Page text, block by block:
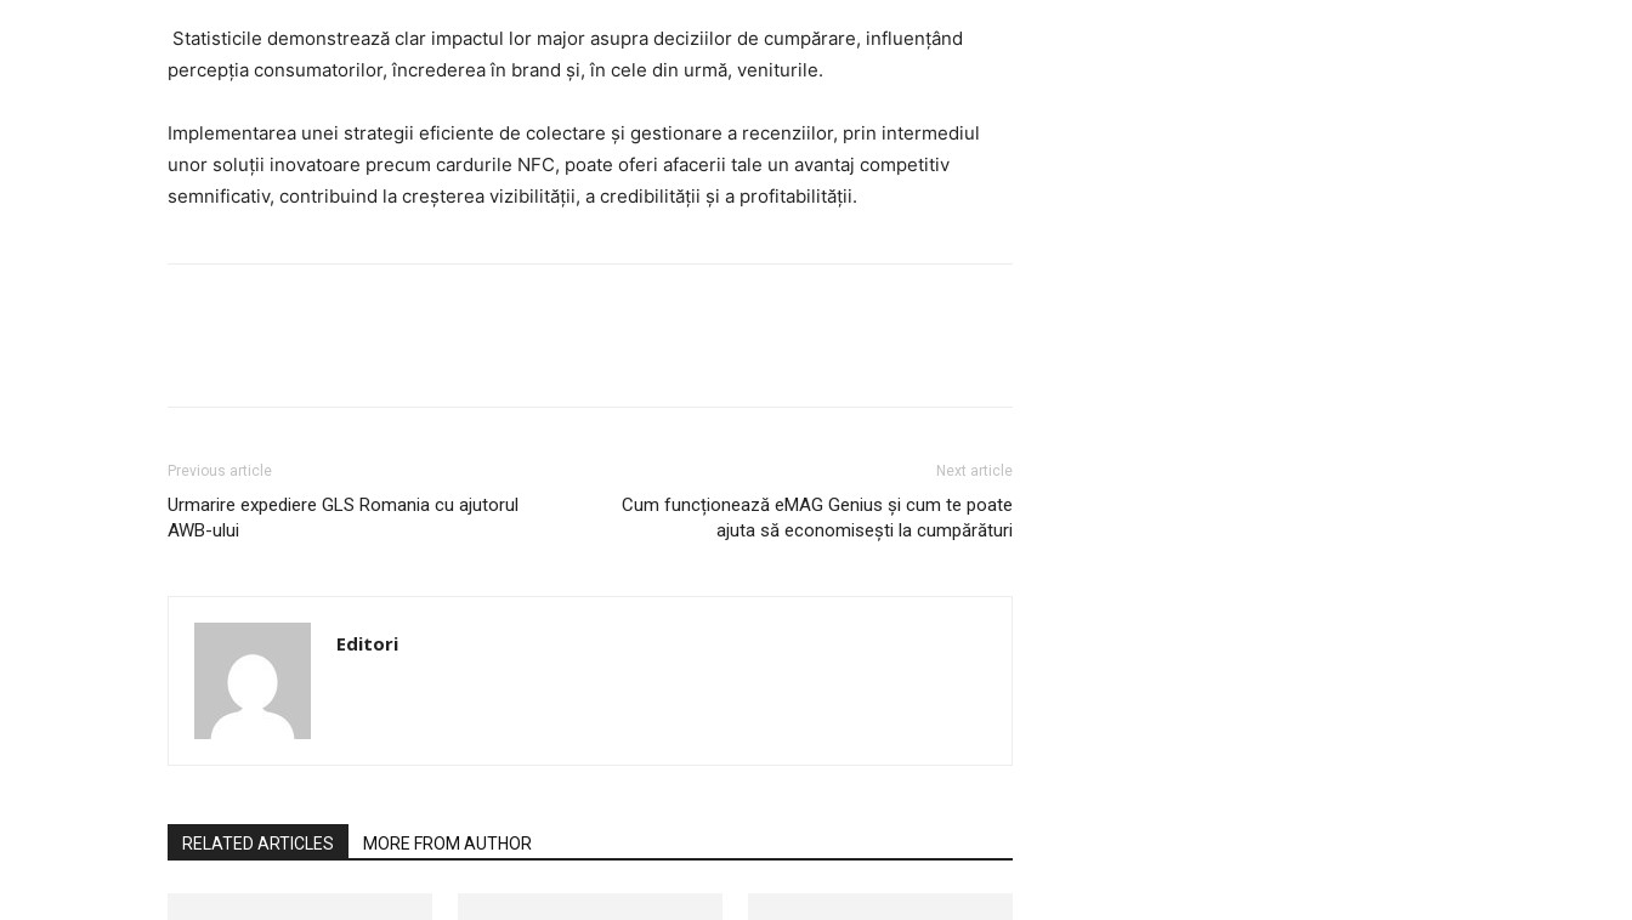
Statisticile demonstrează clar impactul lor major asupra deciziilor de cumpărare, influențând
percepția consumatorilor, încrederea în brand și, în cele din urmă, veniturile.
Implementarea unei strategii eficiente de colectare și gestionare a recenziilor, prin intermediul
unor soluții inovatoare precum cardurile NFC, poate oferi afacerii tale un avantaj competitiv
semnificativ, contribuind la creșterea vizibilității, a credibilității și a profitabilității.
Previous article
Urmarire expediere GLS Romania cu ajutorul
AWB-ului
Next article
Cum funcționează eMAG Genius și cum te poate
ajuta să economisești la cumpărături
Editori
RELATED ARTICLES MORE FROM AUTHOR